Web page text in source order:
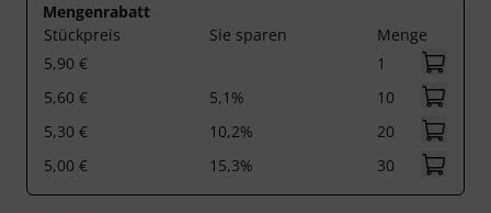
Mengenrabatt
Stückpreis
Sie sparen
Menge
5,90 €
1
5,60 €
5,1%
10
5,30 €
10,2%
20
5,00 €
15,3% 30